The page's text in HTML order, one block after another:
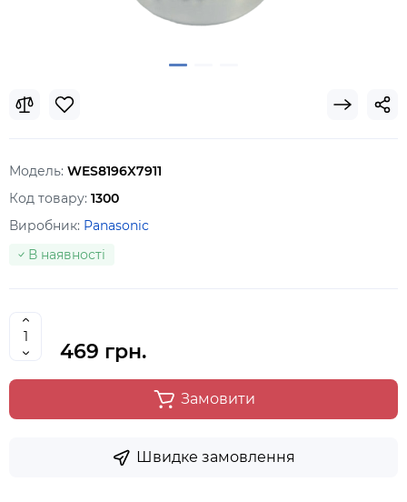
Модель: WES8196X7911
Код товару: 1300
Виробник: Panasonic
В наявності
469 грн.
Замовити
Швидке замовлення